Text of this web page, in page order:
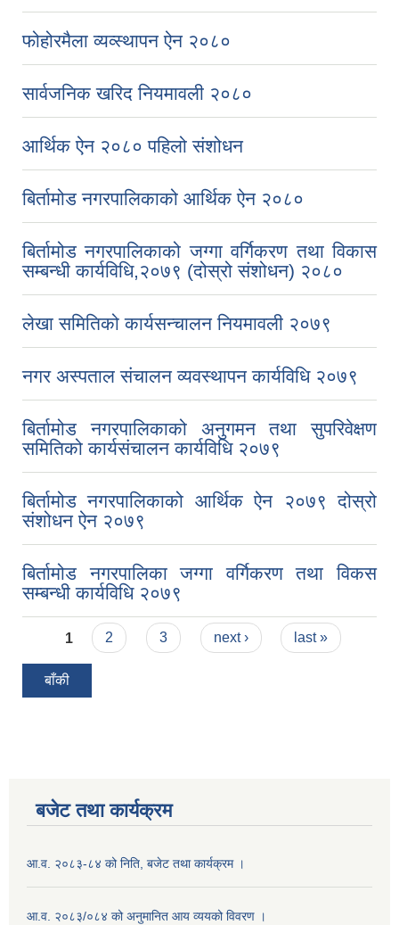
फोहोरमैला व्यव्स्थापन ऐन २०८०
सार्वजनिक खरिद नियमावली २०८०
आर्थिक ऐन २०८० पहिलो संशोधन
बिर्तामोड नगरपालिकाको आर्थिक ऐन २०८०
बिर्तामोड नगरपालिकाको जग्गा वर्गिकरण तथा विकास
सम्बन्धी कार्यविधि,२०७९ (दोस्रो संशोधन) २०८०
लेखा समितिको कार्यसन्चालन नियमावली २०७९
नगर अस्पताल संचालन व्यवस्थापन कार्यविधि २०७९
बिर्तामोड नगरपालिकाको अनुगमन तथा सुपरिवेक्षण
समितिको कार्यसंचालन कार्यविधि २०७९
बिर्तामोड नगरपालिकाको आर्थिक ऐन २०७९ दोस्रो
संशोधन ऐन २०७९
बिर्तामोड नगरपालिका जग्गा वर्गिकरण तथा विकस
सम्बन्धी कार्यविधि २०७९
Pages
1 2 3 next › last »
बाँकी
बजेट तथा कार्यक्रम
आ.व. २०८३-८४ को निति, बजेट तथा कार्यक्रम ।
आ.व. २०८३/०८४ को अनुमानित आय व्ययको विवरण ।